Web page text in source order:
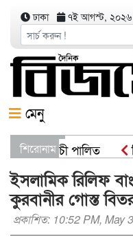
ঢাকা ৭ই আগস্ট, ২০২৬
মেনু
শিরোনাম
কর্মসূচী পালিত
সিসিকের
ইসলামিক রিলিফ
কুরবানীর গোস্ত
প্রকাশিত: 10:52 PM, May